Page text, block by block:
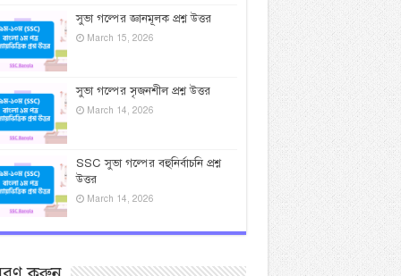
সুভা গল্পের জ্ঞানমূলক প্রশ্ন উত্তর
March 15, 2026
সুভা গল্পের সৃজনশীল প্রশ্ন উত্তর
March 14, 2026
SSC সুভা গল্পের বহুনির্বাচনি প্রশ্ন
উত্তর
March 14, 2026